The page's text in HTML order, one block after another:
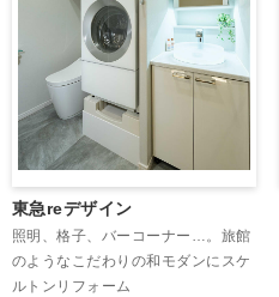
東急reデザイン
照明、格子、バーコーナー…。旅館
のようなこだわりの和モダンにスケ
ルトンリフォーム